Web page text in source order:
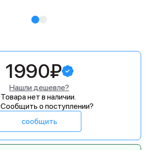
1990₽
Нашли дешевле?
Товара нет в наличии.
Сообщить о поступлении?
сообщить